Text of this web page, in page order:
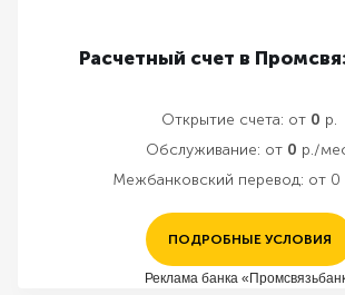
Расчетный счет в
Открытие счета: от 0 р.
Обслуживание: от 0 р./
Межбанковский перевод: от 0
ПОДРОБНЫЕ УСЛОВИЯ
Реклама банка